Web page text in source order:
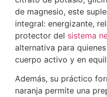
de magnesio, este
integral: energizante,
protector del sistema
alternativa para
cuerpo activo y en
Además, su práctico
naranja permite una